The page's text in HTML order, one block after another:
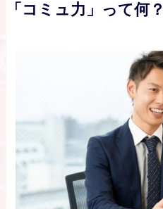
「コミュ力」って何？